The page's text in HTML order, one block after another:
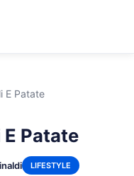
E Patate
Patate
LIFESTYLE